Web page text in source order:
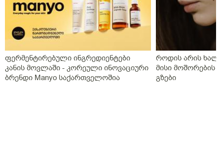
ფერმენტირებული ინგრედიენტები
კანის მოვლაში - კორეული ინოვაციური
ბრენდი Manyo საქართველოშია
როდის არის
მისი მოშორების
გზები